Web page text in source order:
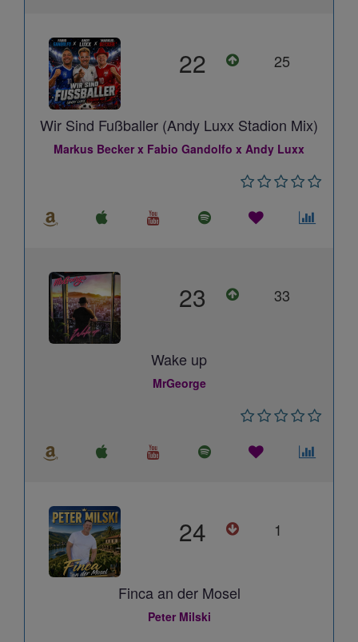
22 25
Wir Sind Fußballer (Andy Luxx Stadion Mix)
Markus Becker x Fabio Gandolfo x Andy Luxx
23 33
Wake up
MrGeorge
24 1
Finca an der Mosel
Peter Milski